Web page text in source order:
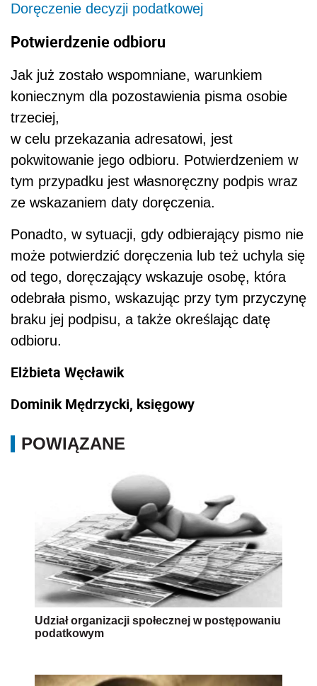
Doręczenie decyzji podatkowej
Potwierdzenie odbioru
Jak już zostało wspomniane, warunkiem
koniecznym dla pozostawienia pisma osobie
trzeciej,
w celu przekazania adresatowi, jest
pokwitowanie jego odbioru. Potwierdzeniem w
tym przypadku jest własnoręczny podpis wraz
ze wskazaniem daty doręczenia.
Ponadto, w sytuacji, gdy odbierający pismo nie
może potwierdzić doręczenia lub też uchyla się
od tego, doręczający wskazuje osobę, która
odebrała pismo, wskazując przy tym przyczynę
braku jej podpisu, a także określając datę
odbioru.
Elżbieta Węcławik
Dominik Mędrzycki, księgowy
POWIĄZANE
Udział organizacji społecznej w postępowaniu
podatkowym